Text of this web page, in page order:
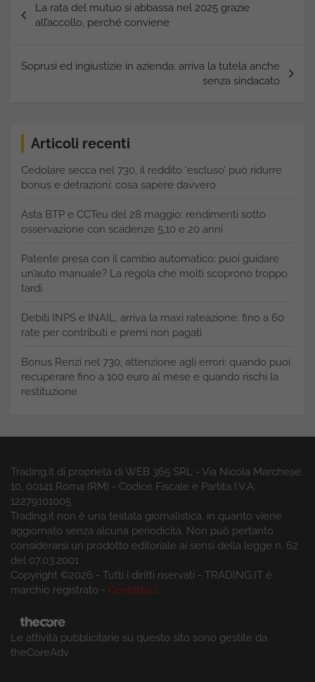
articoli
La rata del mutuo si abbassa nel 2025 grazie
all’accollo, perché conviene
Soprusi ed ingiustizie in azienda: arriva la tutela anche
senza sindacato
Articoli recenti
Cedolare secca nel 730, il reddito ‘escluso’ può ridurre
bonus e detrazioni: cosa sapere davvero
Asta BTP e CCTeu del 28 maggio: rendimenti sotto
osservazione con scadenze 5,10 e 20 anni
Patente presa con il cambio automatico: puoi guidare
un’auto manuale? La regola che molti scoprono troppo
tardi
Debiti INPS e INAIL, arriva la maxi rateazione: fino a 60
rate per contributi e premi non pagati
Bonus Renzi nel 730, attenzione agli errori: quando puoi
recuperare fino a 100 euro al mese e quando rischi la
restituzione
Trading.it di proprietà di WEB 365 SRL - Via Nicola Marchese
10, 00141 Roma (RM) - Codice Fiscale e Partita I.V.A.
12279101005
Trading.it non è una testata giornalistica, in quanto viene
aggiornato senza alcuna periodicità. Non può pertanto
considerarsi un prodotto editoriale ai sensi della legge n. 62
del 07.03.2001
Copyright ©2026 - Tutti i diritti riservati - TRADING.IT è
marchio registrato - Contattaci
Le attività pubblicitarie su questo sito sono gestite da
theCoreAdv